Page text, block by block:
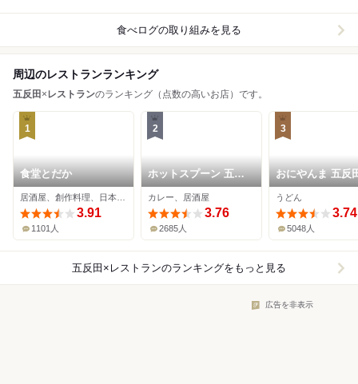
食べログの取り組みを見る
周辺のレストランランキング
五反田 × レストランのランキング（点数の高いお店）です。
1
食堂とだか
3.91
1101人
2
ホットスプーン 五反
田店
カレー、居酒屋
3.76
2685人
3
おにやんま 五反
店
うどん
3.74
5048人
五反田×レストランのランキングをもっと見る
広告を非表示